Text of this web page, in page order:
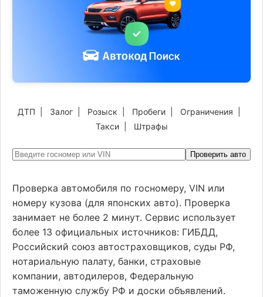
ДТП Залог Розыск Пробеги Ограничения
Такси| Штрафы
Проверить авто
Проверка автомобиля по госномеру, VIN или
номеру кузова (для японских авто). Проверка
занимает не более 2 минут. Сервис использует
более 13 официальных источников: ГИБДД,
Российский союз автостраховщиков, суды РФ,
нотариальную палату, банки, страховые
компании, автодилеров, Федеральную
таможенную службу РФ и доски объявлений.